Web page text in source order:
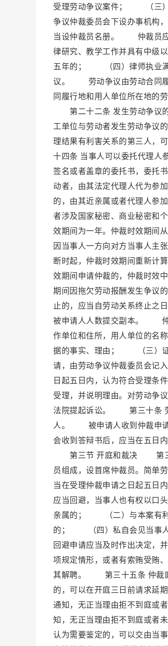
受理劳动争议案件； （三
争议仲裁委员会下设办事机
当设仲裁员名册。 仲裁员
律研究、教学工作并具有中
五年的； （四）律师执业满
议。 劳动争议由劳动合同履
同履行地和用人单位所在地的
第二十二条 发生劳动争议
工单位与劳动者发生劳动争
理结果有利害关系的第三人
十四条 当事人可以委托代理人
签名或者盖章的委托书，委
动者，由其法定代理人代为参
的，由其近亲属或者代理人
者涉及国家秘密、商业秘密
效期间为一年。仲裁时效期间
因当事人一方向对方当事人主
断时起，仲裁时效期间重新
效期间申请仲裁的，仲裁时
期间因拖欠劳动报酬发生争议
止的，应当自劳动关系终止
被申请人人数提交副本。 仲
作单位和住所，用人单位的
据的事实、理由； （三）证
请，由劳动争议仲裁委员会记
日起五日内，认为符合受理条
受理，并说明理由。对劳动争
法院提起诉讼。 第三十条 劳
人。 被申请人收到仲裁申请
会收到答辩书后，应当在五日
第三节 开庭和裁决 第三十
员组成，设首席仲裁员。简
当在受理仲裁申请之日起五日
应当回避，当事人也有权以
亲属的； （二）与本案有利
的； （四）私自会见当事人
回避申请应当及时作出决定
项规定情形，或者有索贿受贿
其解聘。 第三十五条 仲裁庭
的，可以在开庭三日前请求
通知，无正当理由拒不到庭
知，无正当理由拒不到庭或
认为需要鉴定的，可以交由当